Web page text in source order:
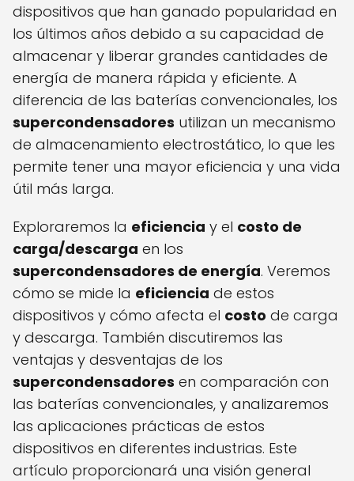
dispositivos que han ganado popularidad en
los últimos años debido a su capacidad de
almacenar y liberar grandes cantidades de
energía de manera rápida y eficiente. A
diferencia de las baterías convencionales, los
supercondensadores utilizan un mecanismo
de almacenamiento electrostático, lo que les
permite tener una mayor eficiencia y una vida
útil más larga.
Exploraremos la eficiencia y el costo de
carga/descarga en los
supercondensadores de energía. Veremos
cómo se mide la eficiencia de estos
dispositivos y cómo afecta el costo de carga
y descarga. También discutiremos las
ventajas y desventajas de los
supercondensadores en comparación con
las baterías convencionales, y analizaremos
las aplicaciones prácticas de estos
dispositivos en diferentes industrias. Este
artículo proporcionará una visión general